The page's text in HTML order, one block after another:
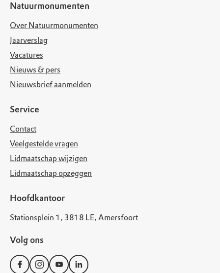
Natuurmonumenten
Over Natuurmonumenten
Jaarverslag
Vacatures
Nieuws & pers
Nieuwsbrief aanmelden
Service
Contact
Veelgestelde vragen
Lidmaatschap wijzigen
Lidmaatschap opzeggen
Hoofdkantoor
Stationsplein 1, 3818 LE, Amersfoort
Volg ons